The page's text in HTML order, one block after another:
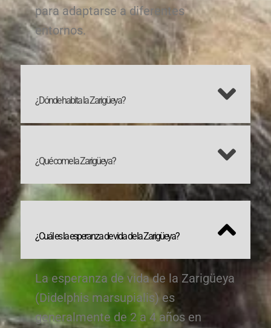
para adaptarse a diferentes
entornos.
¿Dónde habita la Zarigüeya?
¿Qué come la Zarigüeya?
¿Cuál es la esperanza de vida de la Zarigüeya?
La esperanza de vida de la Zarigüeya
(Didelphis marsupialis) es
generalmente de 2 a 4 años en